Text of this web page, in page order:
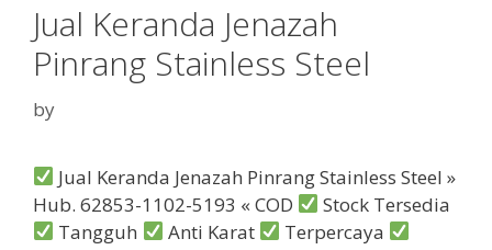
Jual Keranda Jenazah
Pinrang Stainless Steel
by
Jual Keranda Jenazah Pinrang Stainless Steel »
Hub. 62853-1102-5193 « COD
Stock Tersedia
Tangguh
Anti Karat Terpercaya